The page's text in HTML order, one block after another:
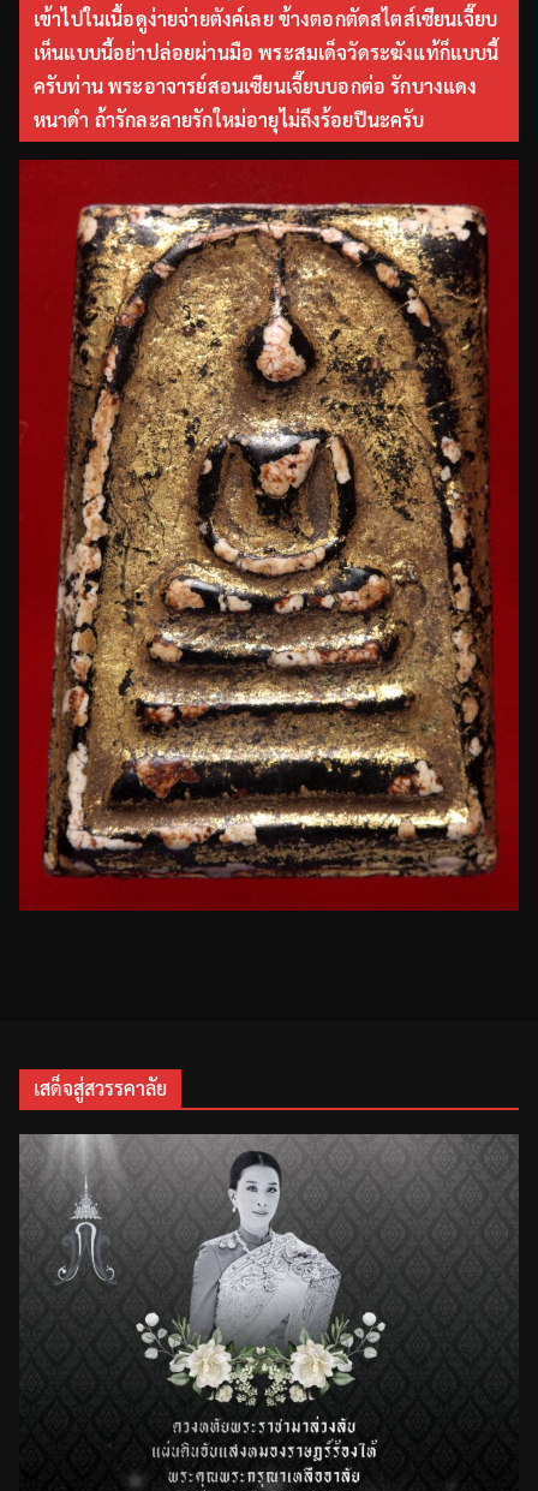
เข้าไปในเนื้อดูง่ายจ่ายตังค์เลย ข้างตอกตัดสไตส์เซียนเจี๊ยบ
เห็นแบบนี้อย่าปล่อยผ่านมือ พระสมเด็จวัดระฆังแท้ก็แบบนี้
ครับท่าน พระอาจารย์สอนเซียนเจี๊ยบบอกต่อ รักบางแดง
หนาดำ ถ้ารักละลายรักใหม่อายุไม่ถึงร้อยปีนะครับ
เสด็จสู่สวรรคาลัย